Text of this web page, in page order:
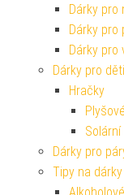
Dárky pro
Dárky pro
Dárky pro
Dárky pro děti
Hračky
Dárky pro
Tipy na dárky